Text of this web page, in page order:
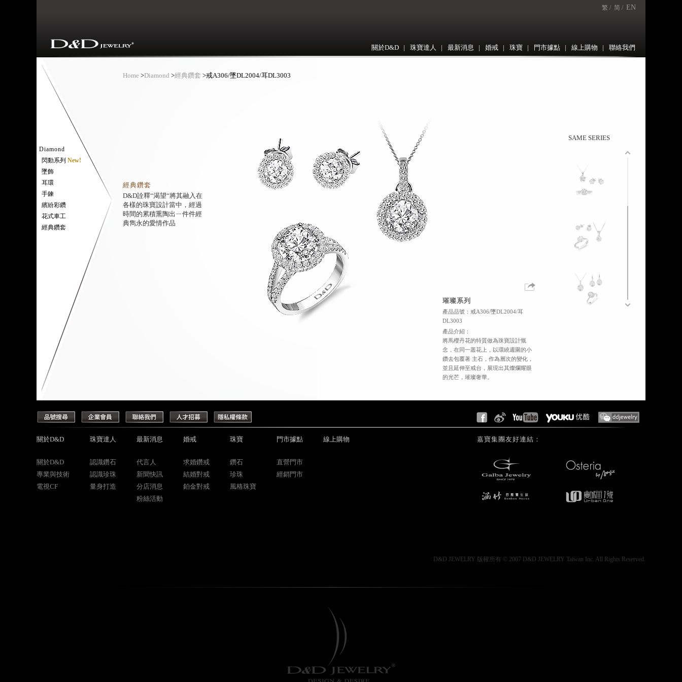
繁 / 简 / EN
關於D&D | 珠寶達人 | 最新消息 | 婚戒 | 珠寶 | 門市據點 | 線上購物 | 聯絡我們
Diamond
閃動系列 New!
墜飾
耳環
手鍊
繽紛彩鑽
花式車工
經典鑽套
Home >Diamond >經典鑽套 >戒A306/墜DL2004/耳DL3003
經典鑽套
D&D詮釋“渴望“將其融入在
各樣的珠寶設計當中，經過
時間的累積熏陶出ㄧ件件經
典雋永的愛情作品
璀璨系列
產品品號：戒A306/墜DL2004/耳
DL3003
產品介紹：
將馬櫻丹花的特質做為珠寶設計慨
念，在同一叢花上，以環繞週圍的小
鑽去包覆著 主石，作為層次的變化，
並且延伸至戒台，展現出其燦爛耀眼
的光芒，璀璨奢華。
SAME SERIES
關於D&D
關於D&D
專業與技術
電視CF
珠寶達人
認識鑽石
認識珍珠
量身打造
最新消息
代言人
新聞快訊
分店消息
粉絲活動
婚戒
求婚鑽戒
結婚對戒
鉑金對戒
珠寶
鑽石
珍珠
風格珠寶
門市據點
直營門市
經銷門市
線上購物 嘉寶集團友好連結：
D&D JEWELRY 版權所有 © 2007 D&D JEWELRY Taiwan Inc. All Rights Reserved.